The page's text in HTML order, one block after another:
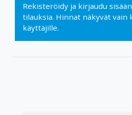
Rekisteröidy ja kirjaudu sisään
tilauksia. Hinnat näkyvät vain
käyttäjille.